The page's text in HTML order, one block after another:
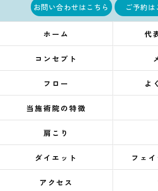
お問い合わせはこちら ご予約は
ホーム 代
コンセプト
フロー よ
当施術院の特徴
肩こり
ダイエット フェ
アクセス